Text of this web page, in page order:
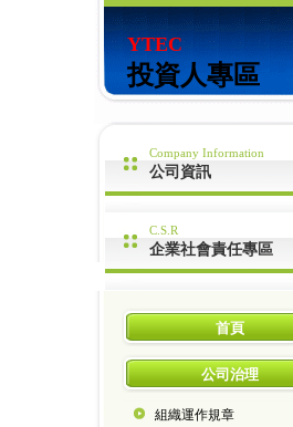
YTEC
投資人專區
Company Information
公司資訊
C.S.R
企業社會責任專區
首頁
公司治理
組織運作規章